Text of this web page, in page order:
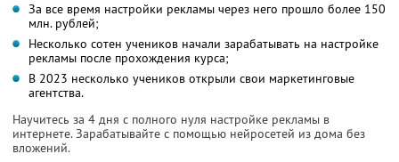
За все время настройки рекламы через него прошло более 150
млн. рублей;
Несколько сотен учеников начали зарабатывать на настройке
рекламы после прохождения курса;
В 2023 несколько учеников открыли свои маркетинговые
агентства.
Научитесь за 4 дня с полного нуля настройке рекламы в
интернете. Зарабатывайте с помощью нейросетей из дома без
вложений.